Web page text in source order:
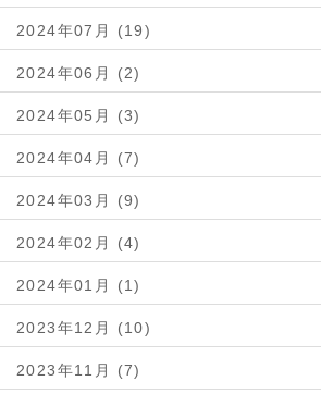
2024年07月 (19)
2024年06月 (2)
2024年05月 (3)
2024年04月 (7)
2024年03月 (9)
2024年02月 (4)
2024年01月 (1)
2023年12月 (10)
2023年11月 (7)